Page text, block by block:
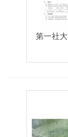
第一社